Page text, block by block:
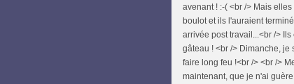
avenant ! :-( <br /> Mais
boulot et ils l'auraient
arrivée post travail...<br />
gâteau ! <br /> Dimanche, je
faire long feu !<br /> <br />
maintenant, que je n'ai